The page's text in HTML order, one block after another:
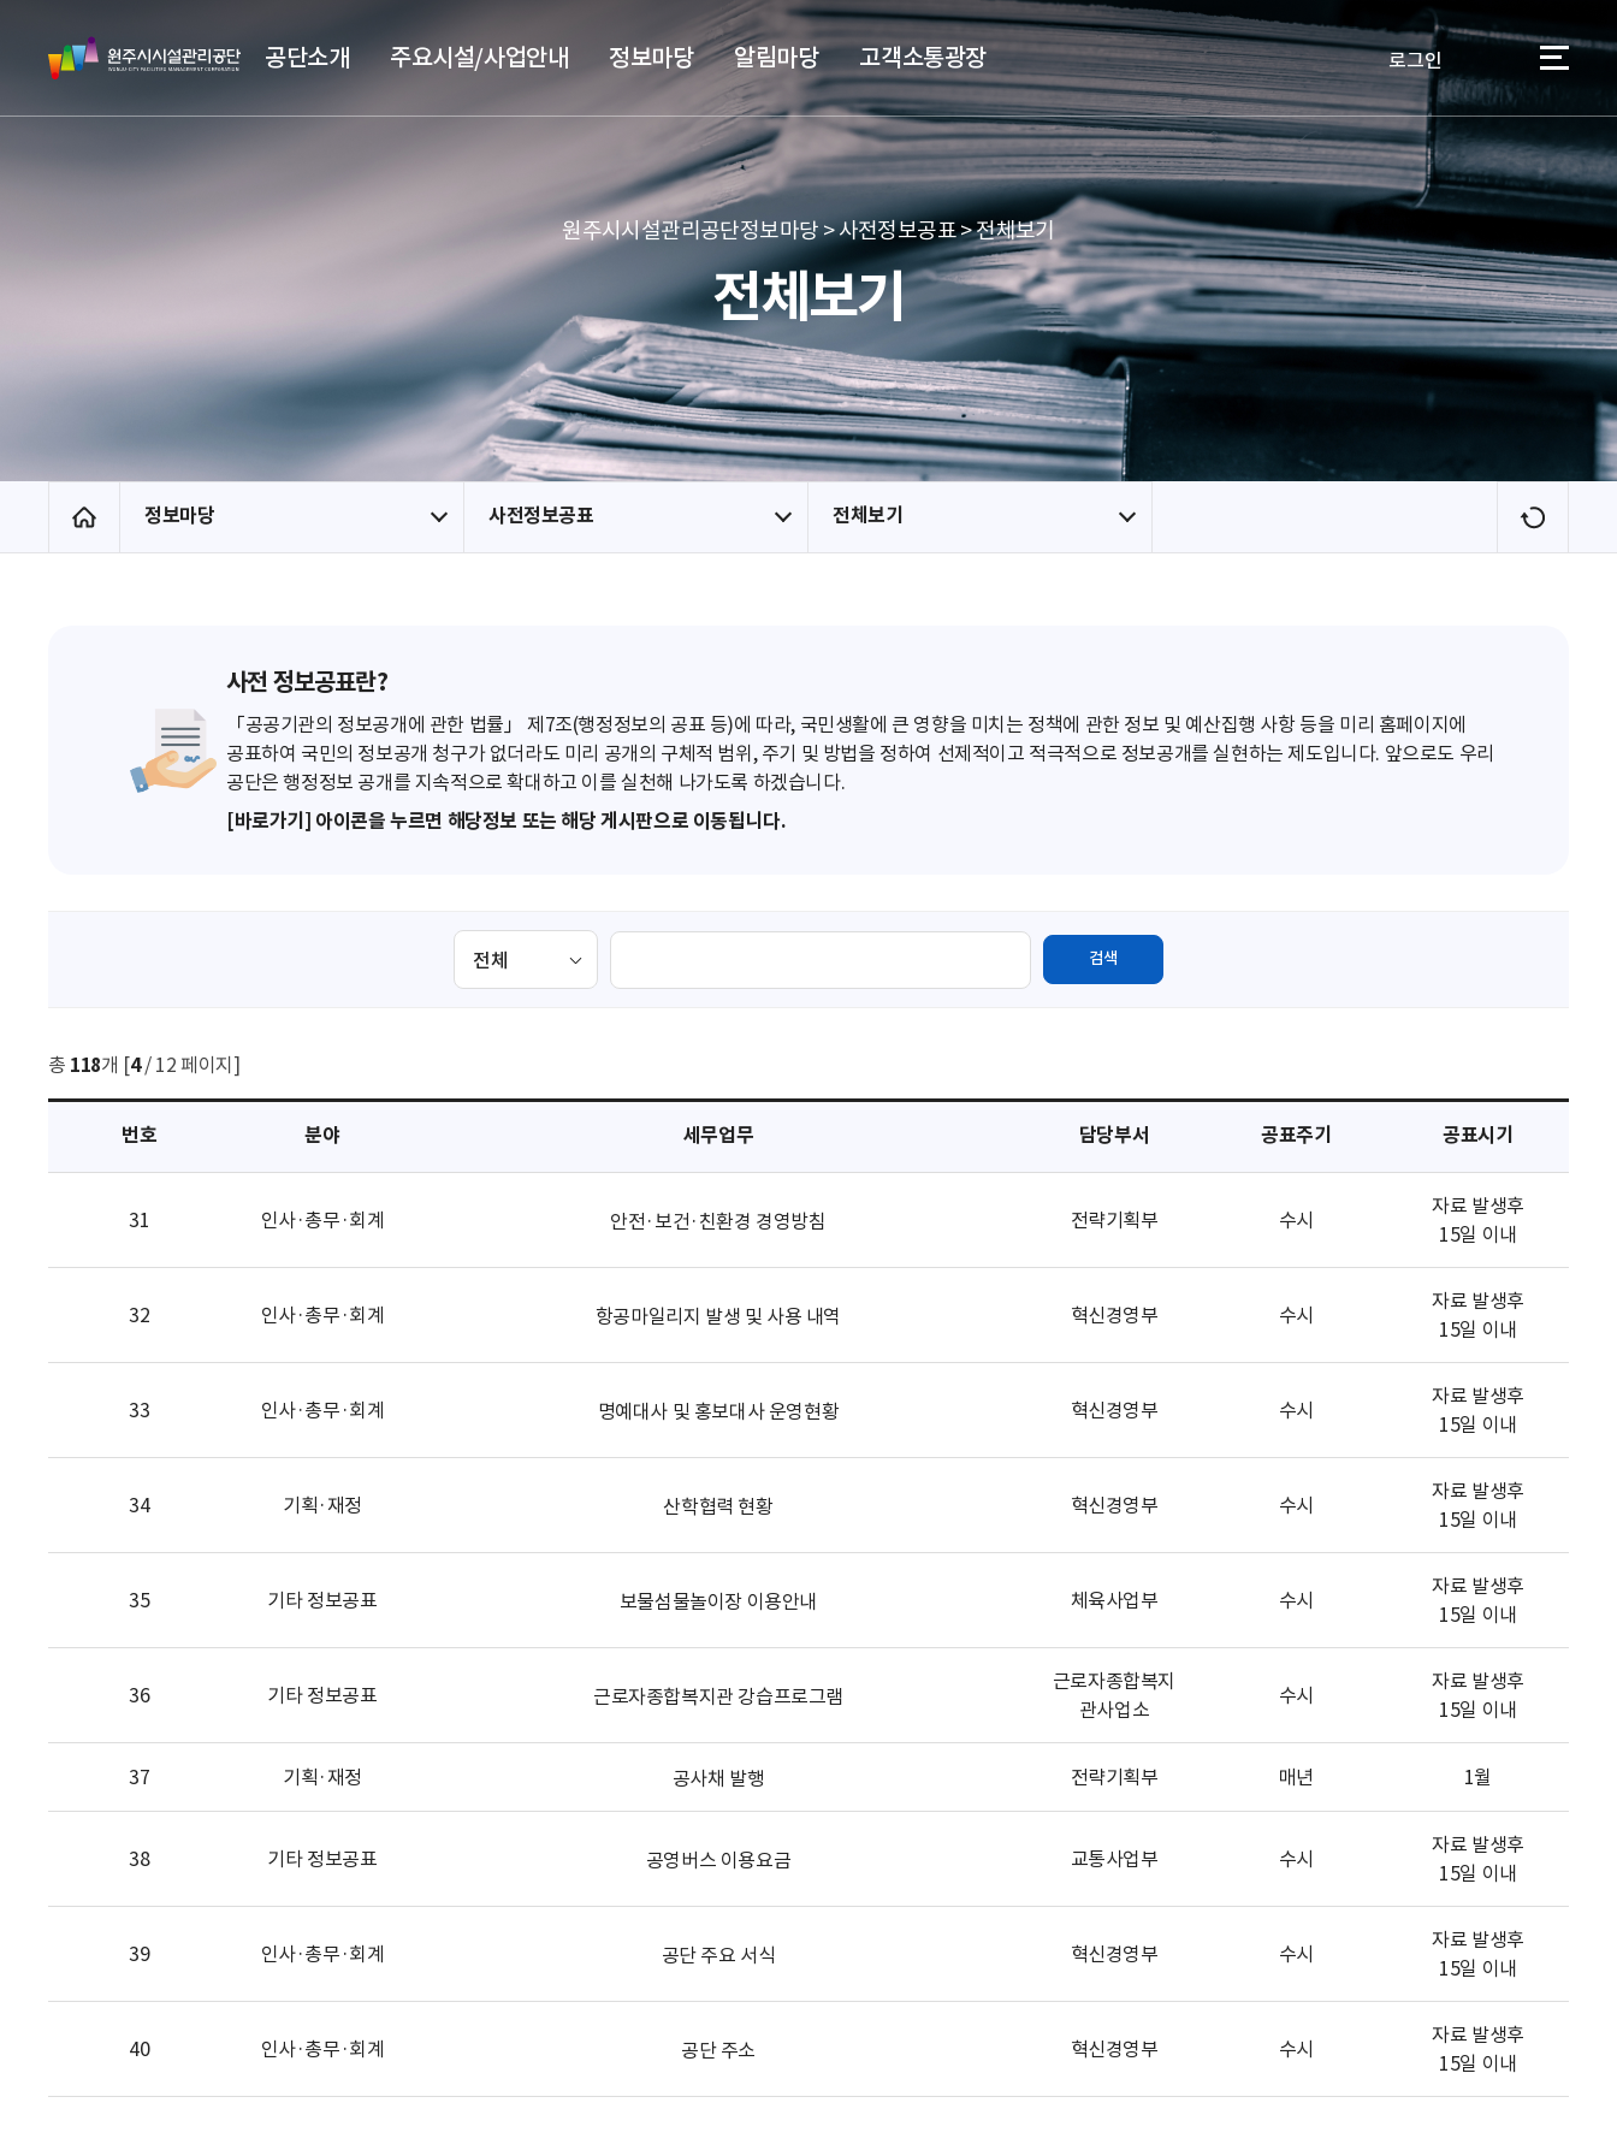
본문 바로가기
메뉴 바로가기
원
주
시
관
단
공단소개 주요시설/사업안내 정보마당 알림마당 고객소통광장 로그인 이용자
원주시시설관리공단정보마당 > 사전정보공표 > 전체보기
전체보기
홈 정보마당 사전정보공표 전체보기
새
로
사전 정보공표란?
「공공기관의 정보공개에 관한 법률」 제7조(행정정보의 공표 등)에 따라, 국민생활에 큰 영향을 미치는 정책에 관한 정보 및 예산집행 사항 등을 미리 홈페이지에
공표하여 국민의 정보공개 청구가 없더라도 미리 공개의 구체적 범위, 주기 및 방법을 정하여 선제적이고 적극적으로 정보공개를 실현하는 제도입니다. 앞으로도 우리
공단은 행정정보 공개를 지속적으로 확대하고 이를 실천해 나가도록 하겠습니다.
[바로가기] 아이콘을 누르면 해당정보 또는 해당 게시판으로 이동됩니다.
검
검색
총 118개 [4/ 12 페이지]
번호 분야 세무업무 담당부서 공표주기 공표시기
31 인사·총무·회계 안전·보건·친환경 경영방침 전략기획부 수시
자료 발생후
15일 이내
32 인사·총무·회계 항공마일리지 발생 및 사용 내역 혁신경영부 수시
자료 발생후
15일 이내
33 인사·총무·회계 명예대사 및 홍보대사 운영현황 혁신경영부 수시
자료 발생후
15일 이내
34 기획·재정 산학협력 현황 혁신경영부 수시
자료 발생후
15일 이내
35 기타 정보공표 보물섬물놀이장 이용안내 체육사업부 수시
자료 발생후
15일 이내
36 기타 정보공표 근로자종합복지관 강습프로그램
근로자종합복지
관사업소
수시
자료 발생후
15일 이내
37 기획·재정 공사채 발행 전략기획부 매년 1월
38 기타 정보공표 공영버스 이용요금 교통사업부 수시
자료 발생후
15일 이내
39 인사·총무·회계 공단 주요 서식 혁신경영부 수시
자료 발생후
15일 이내
40 인사·총무·회계 공단 주소 혁신경영부 수시
자료 발생후
15일 이내